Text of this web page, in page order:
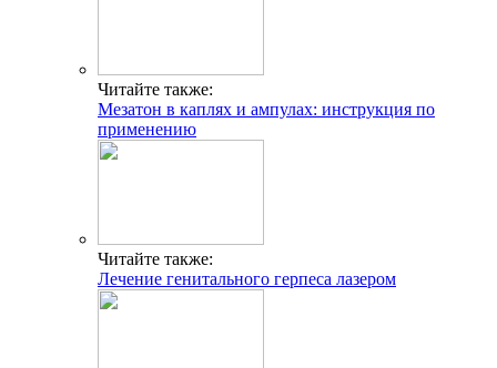
Читайте также:
Мезатон в каплях и ампулах: инструкция по
применению
Читайте также:
Лечение генитального герпеса лазером